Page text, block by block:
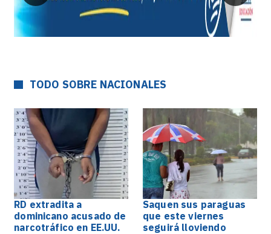
TODO SOBRE NACIONALES
RD extradita a
dominicano acusado de
narcotráfico en EE.UU.
Saquen sus paraguas
que este viernes
seguirá lloviendo